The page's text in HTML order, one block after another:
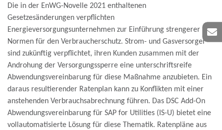
Die in der EnWG-Novelle 2021 enthaltenen
Gesetzesänderungen verpflichten
Energieversorgungsunternehmen zur Einführung strengerer
Normen für den Verbraucherschutz. Strom- und Gasversorger
sind zukünftig verpflichtet, ihren Kunden zusammen mit der
Androhung der Versorgungssperre eine unterschriftsreife
Abwendungsvereinbarung für diese Maßnahme anzubieten. Ein
daraus resultierender Ratenplan kann zu Konflikten mit einer
anstehenden Verbrauchsabrechnung führen. Das DSC Add-On
Abwendungsvereinbarung für SAP for Utilities (IS-U) bietet eine
vollautomatisierte Lösung für diese Thematik. Ratenpläne aus